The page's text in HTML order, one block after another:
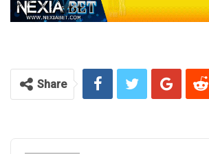
Share